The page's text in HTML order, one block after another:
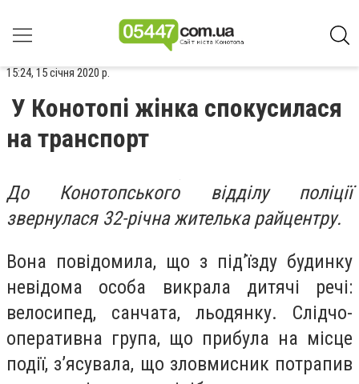
15:24, 15 січня 2020 р.
У Конотопі жінка спокусилася
на транспорт
До Конотопського відділу поліції
звернулася 32-річна жителька райцентру.
Вона повідомила, що з під’їзду будинку
невідома особа викрала дитячі речі:
велосипед, санчата, льодянку. Слідчо-
оперативна група, що прибула на місце
події, з’ясувала, що зловмисник потрапив